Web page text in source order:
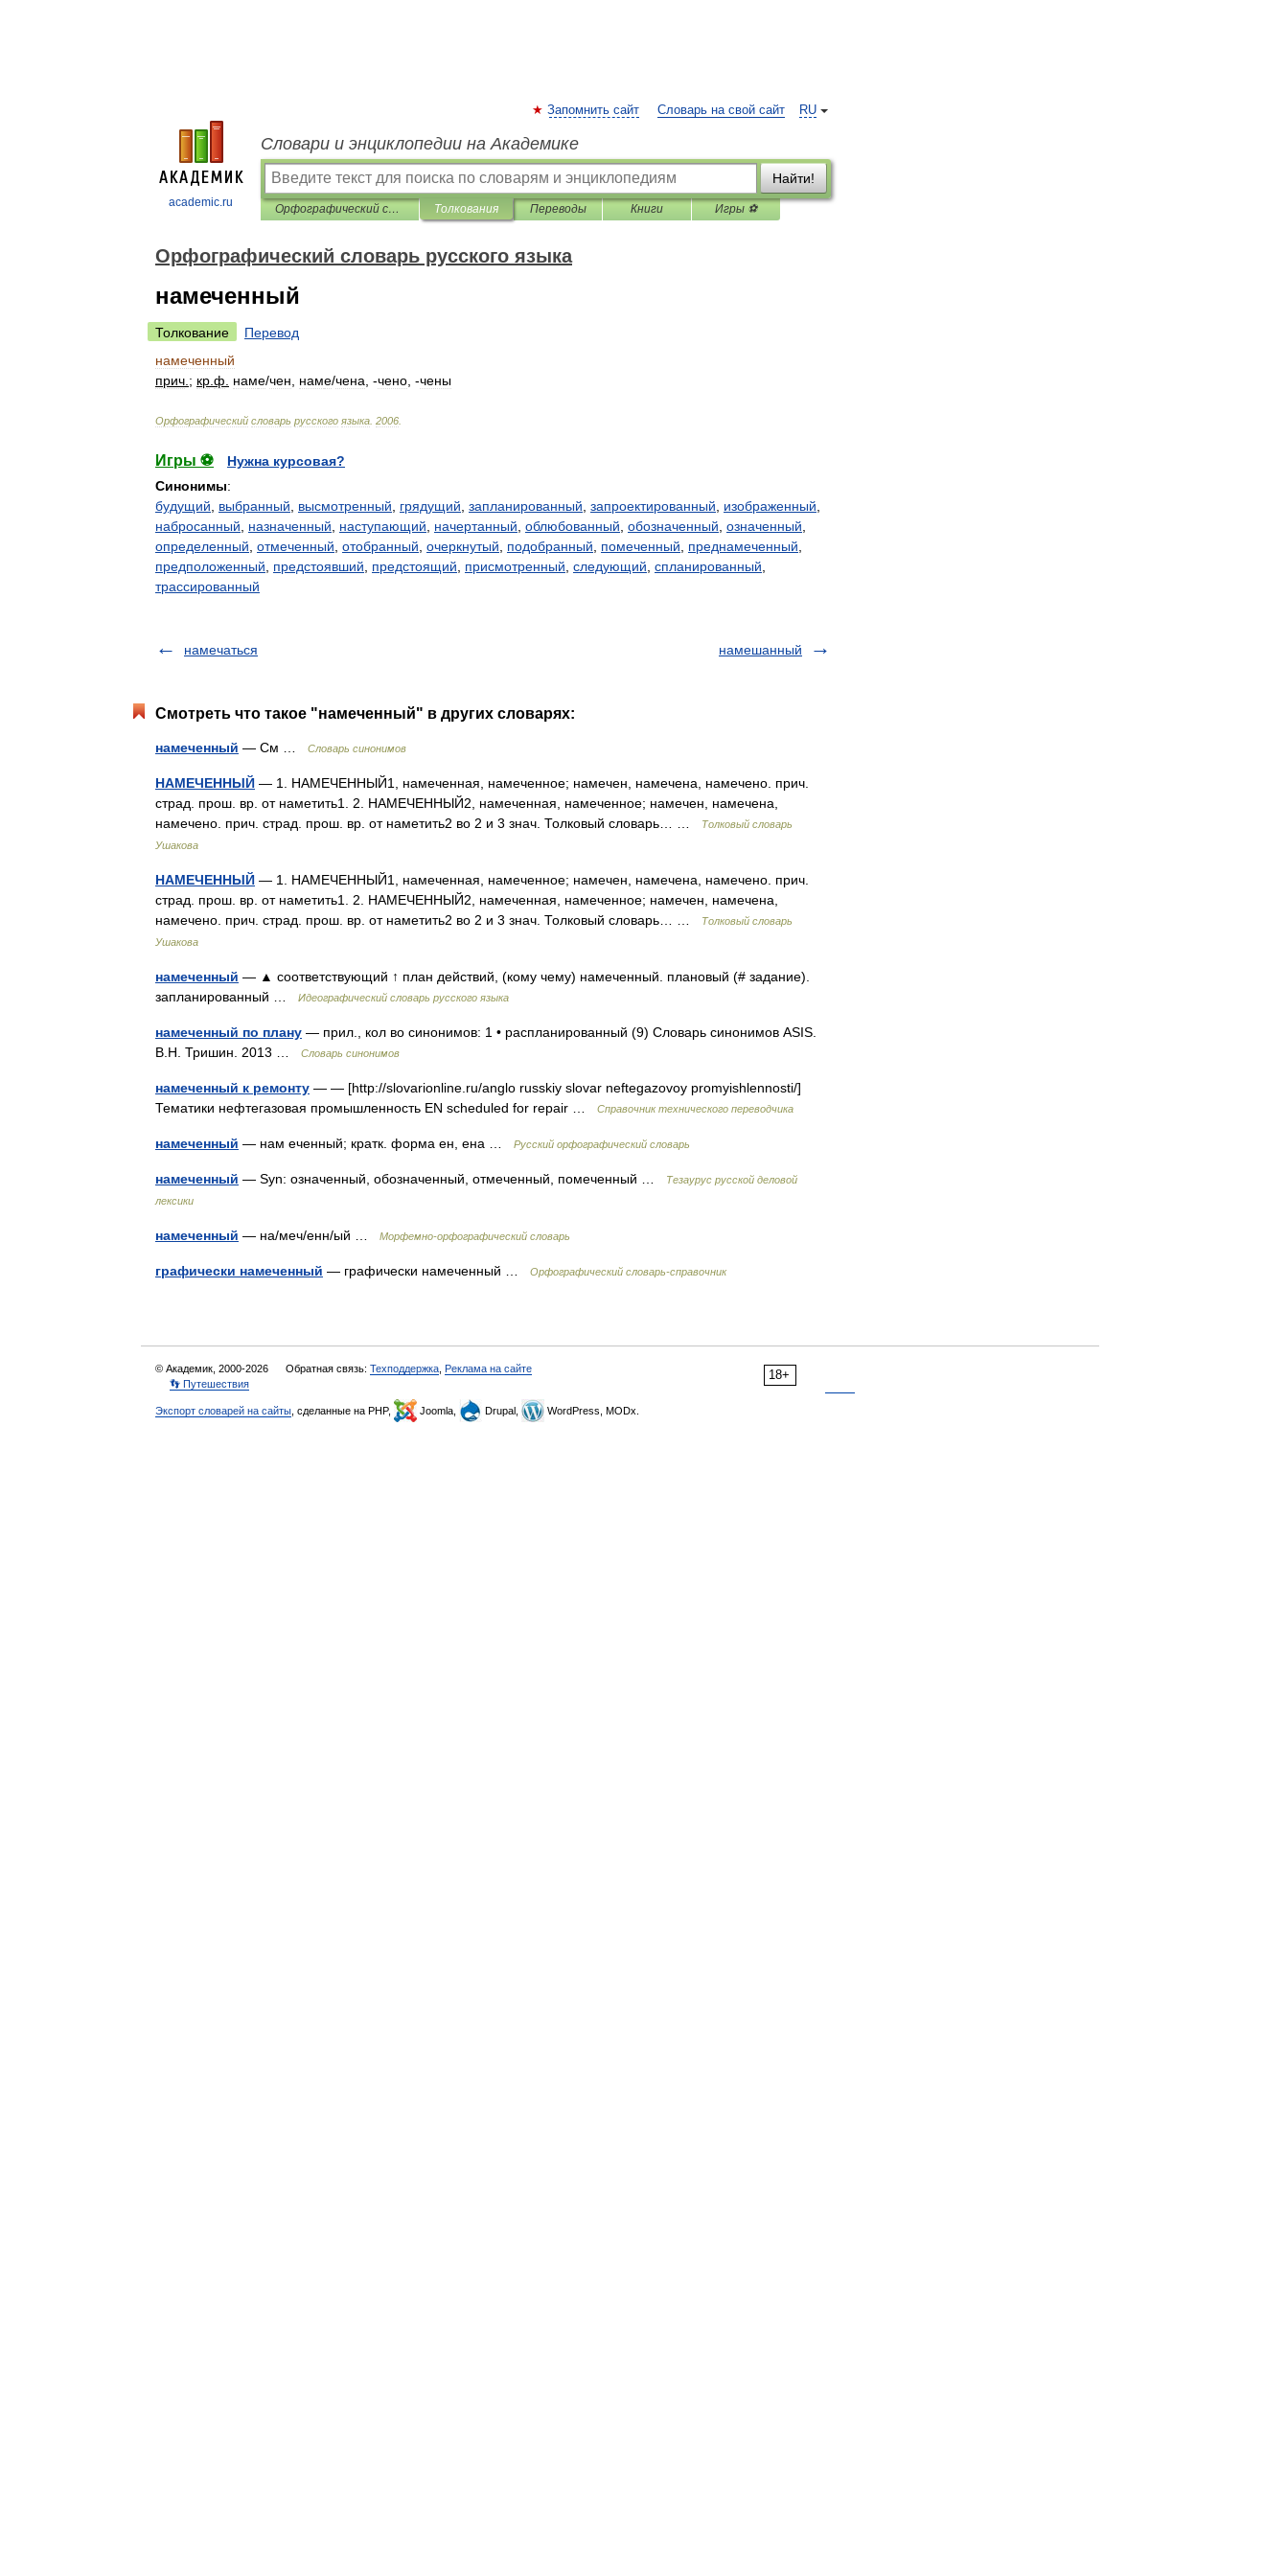
academic.ru
RU
Запомнить сайт Словарь на свой сайт
Словари и энциклопедии на Академике
Найти!
Орфографический словарь русского языка Толкования Переводы Книги Игры ⚽
Орфографический словарь русского языка
намеченный
Толкование
Перевод
намеченный
прич ; кр ф наме/чен наме/чена , -чено , -чены
Орфографический словарь русского языка 2006
Игры ⚽
Нужна курсовая?
Синонимы:
будущий
выбранный высмотренный грядущий запланированный запроектированный изображенный
набросанный
назначенный наступающий начертанный облюбованный обозначенный означенный
определенный отмеченный отобранный очеркнутый подобранный помеченный преднамеченный
предположенный
предстоявший предстоящий присмотренный следующий спланированный
трассированный
намечаться намешанный
Смотреть что такое "намеченный" в других словарях:
намеченный — См … Словарь синонимов
НАМЕЧЕННЫЙ — 1. НАМЕЧЕННЫЙ1, намеченная, намеченное; намечен, намечена, намечено. прич.
страд. прош. вр. от наметить1. 2. НАМЕЧЕННЫЙ2, намеченная, намеченное; намечен, намечена,
намечено. прич. страд. прош. вр. от наметить2 во 2 и 3 знач. Толковый словарь… …
Толковый словарь
Ушакова
НАМЕЧЕННЫЙ — 1. НАМЕЧЕННЫЙ1, намеченная, намеченное; намечен, намечена, намечено. прич.
страд. прош. вр. от наметить1. 2. НАМЕЧЕННЫЙ2, намеченная, намеченное; намечен, намечена,
намечено. прич. страд. прош. вр. от наметить2 во 2 и 3 знач. Толковый словарь… …
Толковый словарь
Ушакова
намеченный — ▲ соответствующий ↑ план действий, (кому чему) намеченный. плановый (# задание).
запланированный …
Идеографический словарь русского языка
намеченный по плану — прил., кол во синонимов: 1 • распланированный (9) Словарь синонимов ASIS.
В.Н. Тришин. 2013 …
Словарь синонимов
намеченный к ремонту — — [http://slovarionline.ru/anglo russkiy slovar neftegazovoy promyishlennosti/]
Тематики нефтегазовая промышленность EN scheduled for repair …
Справочник технического переводчика
намеченный — нам еченный; кратк. форма ен, ена … Русский орфографический словарь
намеченный — Syn: означенный, обозначенный, отмеченный, помеченный …
Тезаурус русской деловой
лексики
намеченный — на/меч/енн/ый … Морфемно-орфографический словарь
графически намеченный — графически намеченный … Орфографический словарь-справочник
18+
© Академик, 2000-2026 Обратная связь: Техподдержка Реклама на сайте
👣 Путешествия
Экспорт словарей на сайты , сделанные на PHP, Joomla, Drupal, WordPress, MODx.